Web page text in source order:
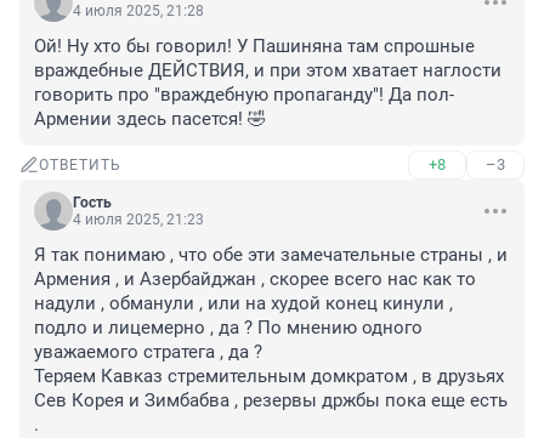
4 июля 2025, 21:28
Ой! Ну хто бы говорил! У Пашиняна там спрошные
враждебные ДЕЙСТВИЯ, и при этом хватает наглости
говорить про "враждебную пропаганду"! Да пол-
Армении здесь пасется! 🤣
ОТВЕТИТЬ +8 –3
Гость
4 июля 2025, 21:23
Я так понимаю , что обе эти замечательные страны , и
Армения , и Азербайджан , скорее всего нас как то
надули , обманули , или на худой конец кинули ,
подло и лицемерно , да ? По мнению одного
уважаемого стратега , да ?
Теряем Кавказ стремительным домкратом , в друзьях
Сев Корея и Зимбабва , резервы држбы пока еще есть
.